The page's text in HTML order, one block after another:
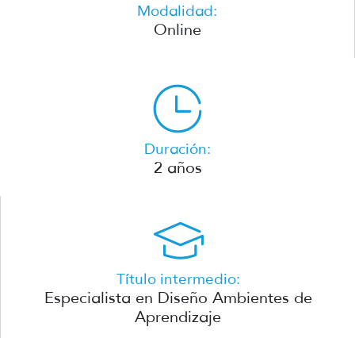
Modalidad:
Online
Duración:
2 años
Título intermedio:
Especialista en Diseño Ambientes de
Aprendizaje